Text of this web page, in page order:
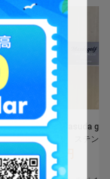
マ
バ
美品 masuda golf
studio2 ステンレ
ージョン 10万以
3,100円
HK 162.8